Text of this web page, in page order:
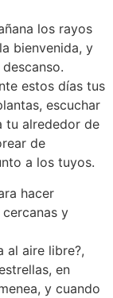
los rayos
bienvenida, y
estos días tus
escuchar
tu alrededor de
de
a los tuyos.
hacer
y
al aire libre?,
en
y cuando